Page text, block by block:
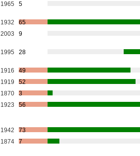
1965 5
1932
65
2003 9
1995 28
1916
49
1919
52
1870
3
1923 56
1942
73
1874 7